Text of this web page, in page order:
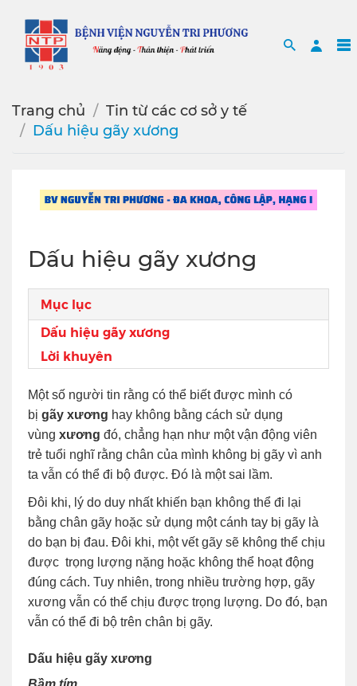
Search
Trang chủ
Tin từ các cơ sở y tế
Dấu hiệu gãy xương
Dấu hiệu gãy xương
Mục lục
Dấu hiệu gãy xương
Lời khuyên
Một số người tin rằng có thể biết được mình có
bị gãy xương hay không bằng cách sử dụng
vùng xương đó, chẳng hạn như một vận động viên
trẻ tuổi nghĩ rằng chân của mình không bị gãy vì anh
ta vẫn có thể đi bộ được. Đó là một sai lầm.
Đôi khi, lý do duy nhất khiến bạn không thể đi lại
bằng chân gãy hoặc sử dụng một cánh tay bị gãy là
do bạn bị đau. Đôi khi, một vết gãy sẽ không thể chịu
được trọng lượng nặng hoặc không thể hoạt động
đúng cách. Tuy nhiên, trong nhiều trường hợp, gãy
xương vẫn có thể chịu được trọng lượng. Do đó, bạn
vẫn có thể đi bộ trên chân bị gãy.
Dấu hiệu gãy xương